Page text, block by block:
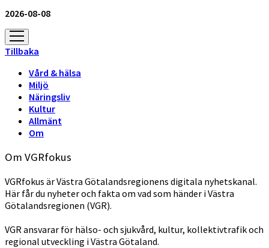
2026-08-08
öppna
meny
Tillbaka
Vård & hälsa
Miljö
Näringsliv
Kultur
Allmänt
Om
Om VGRfokus
VGRfokus är Västra Götalandsregionens digitala nyhetskanal.
Här får du nyheter och fakta om vad som händer i Västra
Götalandsregionen (VGR).
VGR ansvarar för hälso- och sjukvård, kultur, kollektivtrafik och
regional utveckling i Västra Götaland.